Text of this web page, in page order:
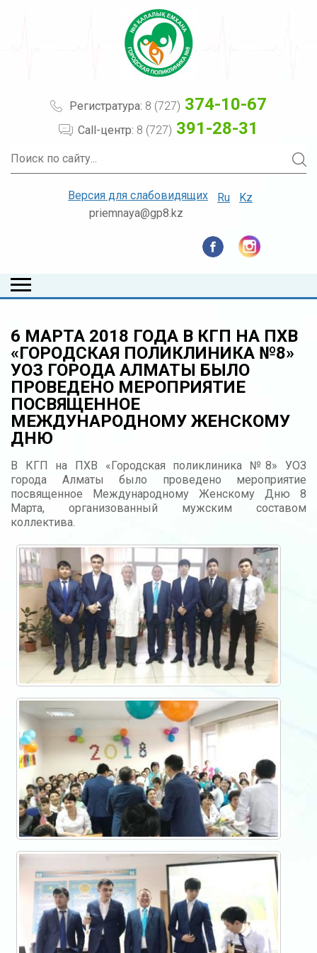
Регистратура: 8 (727) 374-10-67
Call-центр: 8 (727) 391-28-31
Версия для слабовидящих
priemnaya@gp8.kz
Ru Kz
6 МАРТА 2018 ГОДА В КГП НА ПХВ
«ГОРОДСКАЯ ПОЛИКЛИНИКА №8»
УОЗ ГОРОДА АЛМАТЫ БЫЛО
ПРОВЕДЕНО МЕРОПРИЯТИЕ
ПОСВЯЩЕННОЕ
МЕЖДУНАРОДНОМУ ЖЕНСКОМУ
ДНЮ
В КГП на ПХВ «Городская поликлиника №8» УОЗ
города Алматы было проведено мероприятие
посвященное Международному Женскому Дню 8
Марта, организованный мужским составом
коллектива.